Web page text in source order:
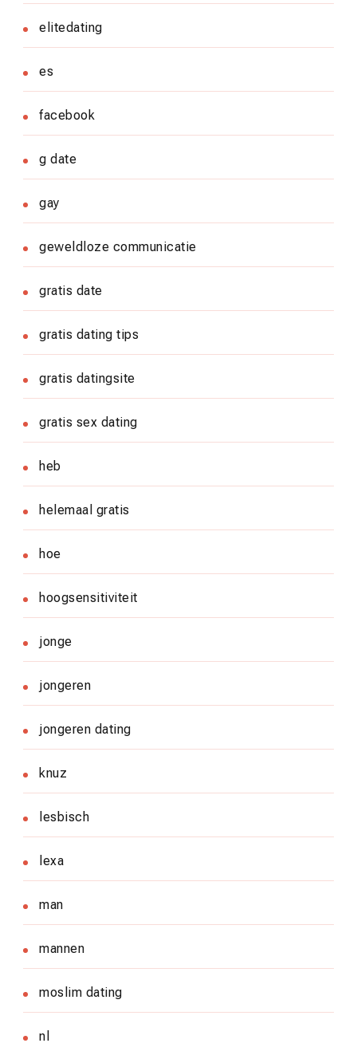
elitedating
es
facebook
g date
gay
geweldloze communicatie
gratis date
gratis dating tips
gratis datingsite
gratis sex dating
heb
helemaal gratis
hoe
hoogsensitiviteit
jonge
jongeren
jongeren dating
knuz
lesbisch
lexa
man
mannen
moslim dating
nl